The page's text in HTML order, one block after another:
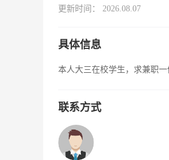
更新时间： 2026.08.07
具体信息
本人大三在校学生，求兼职一
联系方式